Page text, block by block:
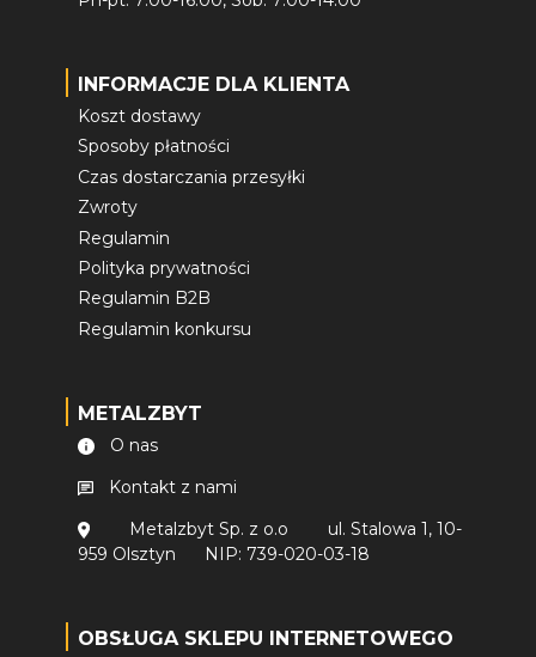
INFORMACJE DLA KLIENTA
Koszt dostawy
Sposoby płatności
Czas dostarczania przesyłki
Zwroty
Regulamin
Polityka prywatności
Regulamin B2B
Regulamin konkursu
METALZBYT
O nas
Kontakt z nami
Metalzbyt Sp. z o.o
ul. Stalowa 1, 10-
959 Olsztyn
NIP: 739-020-03-18
OBSŁUGA SKLEPU INTERNETOWEGO